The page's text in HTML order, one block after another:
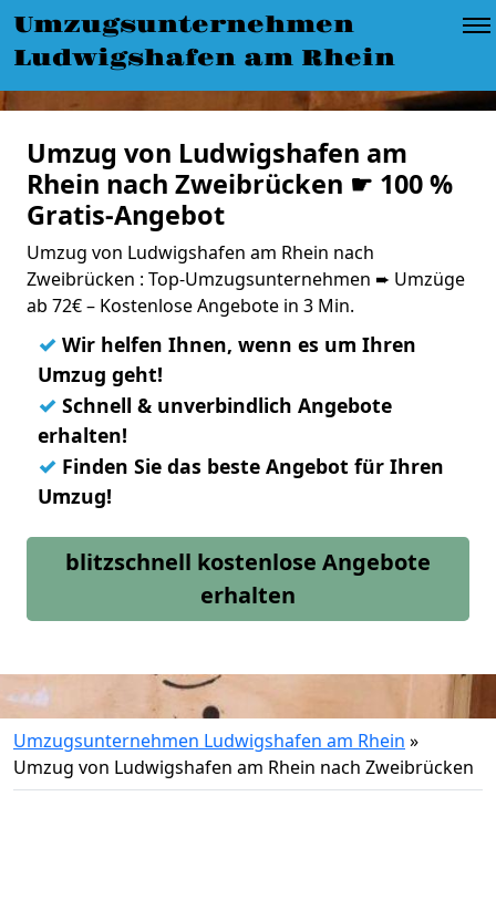
Umzugsunternehmen
Ludwigshafen am Rhein
Umzug von Ludwigshafen am
Rhein nach Zweibrücken ☛ 100 %
Gratis-Angebot
Umzug von Ludwigshafen am Rhein nach
Zweibrücken : Top-Umzugsunternehmen ➨ Umzüge
ab 72€ – Kostenlose Angebote in 3 Min.
✓ Wir helfen Ihnen, wenn es um Ihren
Umzug geht!
✓ Schnell & unverbindlich Angebote
erhalten!
✓ Finden Sie das beste Angebot für Ihren
Umzug!
blitzschnell kostenlose Angebote
erhalten
Umzugsunternehmen Ludwigshafen am Rhein »
Umzug von Ludwigshafen am Rhein nach Zweibrücken